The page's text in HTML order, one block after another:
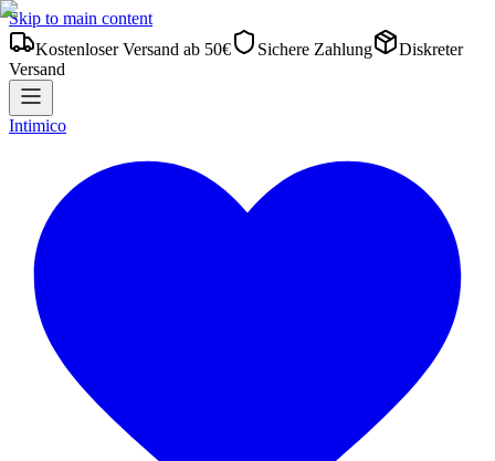
Skip to main content
Kostenloser Versand ab 50€
Sichere Zahlung
Diskreter
Versand
Intimico